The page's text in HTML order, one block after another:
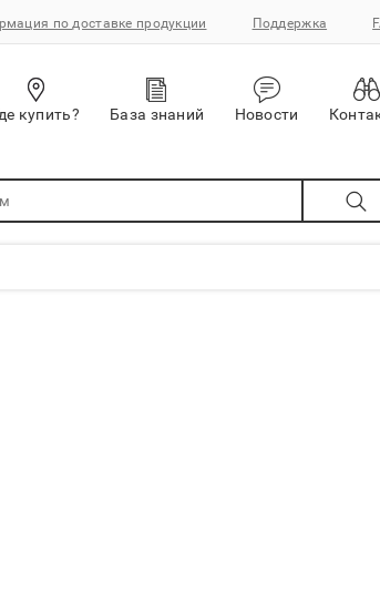
по доставке продукции Поддержка
купить? База знаний Новости